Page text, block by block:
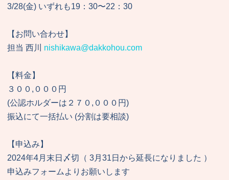
3/28(金) いずれも19：30〜22：30
【お問い合わせ】
担当 西川 nishikawa@dakkohou.com
【料金】
３００,０００円
(公認ホルダーは２７０,０００円)
振込にて一括払い (分割は要相談)
【申込み】
2024年4月末日〆切（ 3月31日から延長になりました ）
申込みフォームよりお願いします